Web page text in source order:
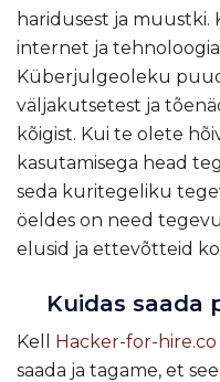
haridusest ja muustki.
internet ja
Küberjulgeoleku
väljakutsetest ja
kõigist. Kui te olete
kasutamisega head
seda kuritegeliku
öeldes on need
elusid ja ettevõtteid
Kuidas
Kell Hacker-for-hire.co
saada ja tagame, et